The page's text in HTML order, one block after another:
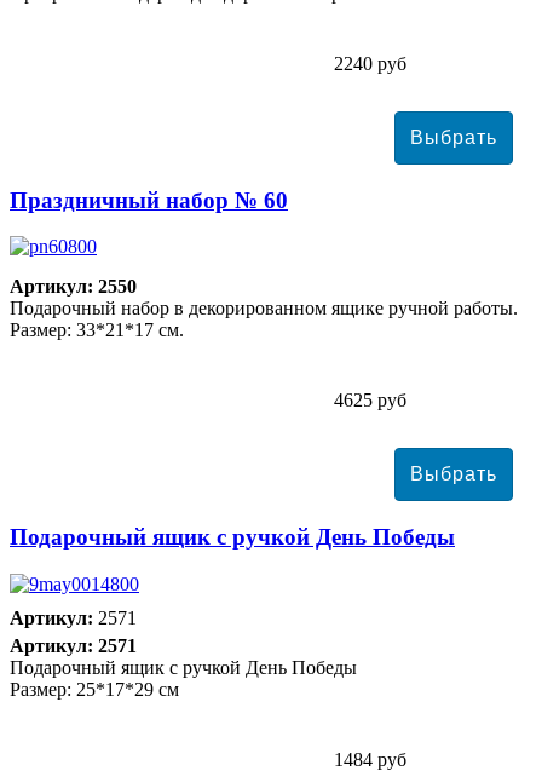
2240 руб
Праздничный набор № 60
Артикул: 2550
Подарочный набор в декорированном ящике ручной работы.
Размер: 33*21*17 см.
4625 руб
Подарочный ящик с ручкой День Победы
Артикул: 2571
Артикул: 2571
Подарочный ящик с ручкой День Победы
Размер: 25*17*29 см
1484 руб